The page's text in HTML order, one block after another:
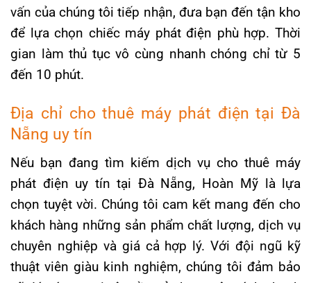
vấn của chúng tôi tiếp nhận, đưa bạn đến tận kho
để lựa chọn chiếc máy phát điện phù hợp. Thời
gian làm thủ tục vô cùng nhanh chóng chỉ từ 5
đến 10 phút.
Địa chỉ cho thuê máy phát điện tại Đà
Nẵng uy tín
Nếu bạn đang tìm kiếm dịch vụ cho thuê máy
phát điện uy tín tại Đà Nẵng, Hoàn Mỹ là lựa
chọn tuyệt vời. Chúng tôi cam kết mang đến cho
khách hàng những sản phẩm chất lượng, dịch vụ
chuyên nghiệp và giá cả hợp lý. Với đội ngũ kỹ
thuật viên giàu kinh nghiệm, chúng tôi đảm bảo